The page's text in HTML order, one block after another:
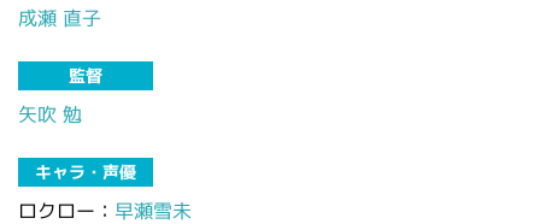
成瀬 直子
監督
矢吹 勉
キャラ・声優
ロクロー： 早瀬雪未